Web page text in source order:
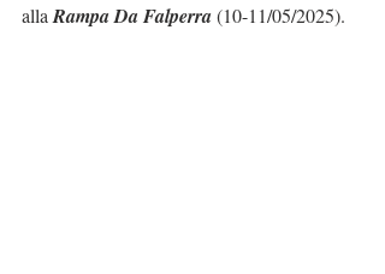
alla Rampa Da Falperra (10-11/05/2025).